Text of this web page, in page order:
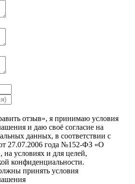
отзыв», я принимаю условия
и даю своё согласие на
данных, в соответствии с
27.07.2006 года №152-ФЗ «О
условиях и для целей,
конфиденциальности.
принять условия